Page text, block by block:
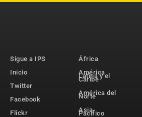
Sigue a IPS
Inicio
Twitter
Facebook
Flickr
África
América
Latina y el
Caribe
América del
Norte
Asia-
Pacífico